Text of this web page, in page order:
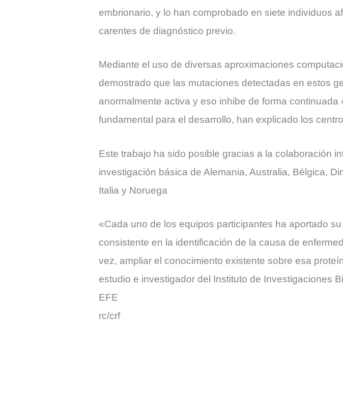
embrionario, y lo han comprobado en siete individuos
carentes de diagnóstico previo.
Mediante el uso de diversas aproximaciones
demostrado que las mutaciones detectadas en estos
anormalmente activa y eso inhibe de forma
fundamental para el desarrollo, han explicado los
Este trabajo ha sido posible gracias a la colaboración
investigación básica de Alemania, Australia, Bélgica,
Italia y Noruega
«Cada uno de los equipos participantes ha aportado
consistente en la identificación de la causa de
vez, ampliar el conocimiento existente sobre esa
estudio e investigador del Instituto de Investigaciones
EFE
rc/crf